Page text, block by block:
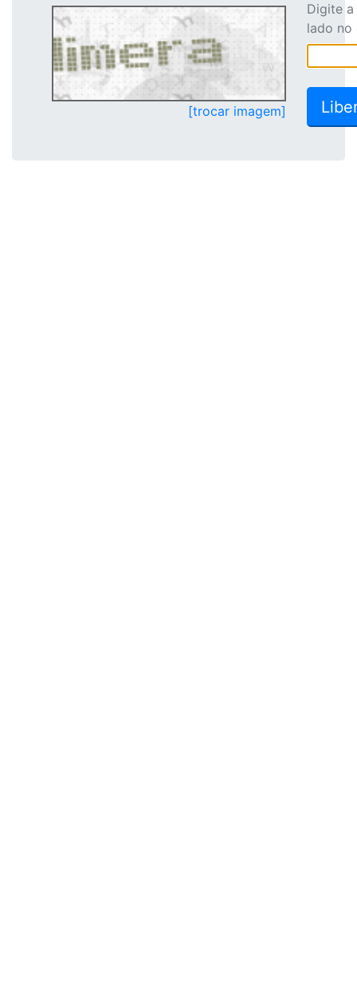
[trocar imagem]
Digite
lado no